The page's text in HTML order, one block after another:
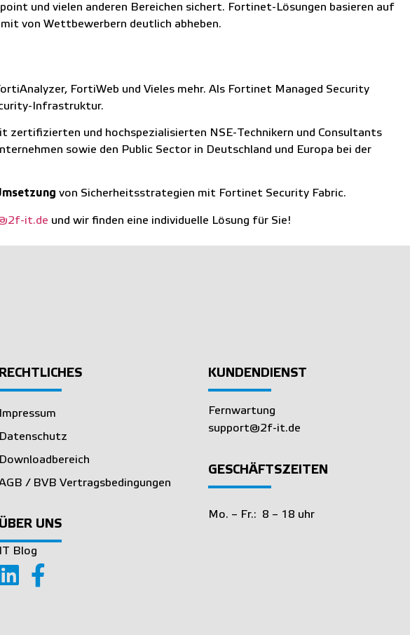
und vielen anderen Bereichen sichert. Fortinet-Lösungen basieren auf
von Wettbewerbern deutlich abheben.
FortiWeb und Vieles mehr. Als Fortinet Managed Security
Infrastruktur.
und hochspezialisierten NSE-Technikern und Consultants
sowie den Public Sector in Deutschland und Europa bei der
von Sicherheitsstrategien mit Fortinet Security Fabric.
it.de und wir finden eine individuelle Lösung für Sie!
RECHTLICHES
Impressum
Datenschutz
Downloadbereich
/ BVB Vertragsbedingungen
ÜBER UNS
IT Blog
KUNDENDIENST
Fernwartung
support@2f-it.de
GESCHÄFTSZEITEN
Mo. – Fr.: 8 – 18 uhr